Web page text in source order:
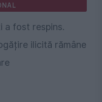
a fost respins.
ilicită rămâne